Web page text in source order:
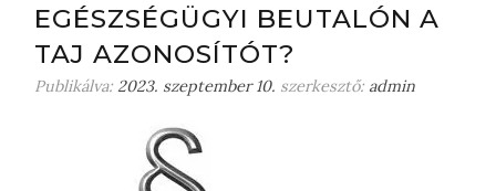
e
j
EGÉSZSÉGÜGYI BEUTALÓN A
TAJ AZONOSÍTÓT?
Publikálva: 2023. szeptember 10. szerkesztő: admin